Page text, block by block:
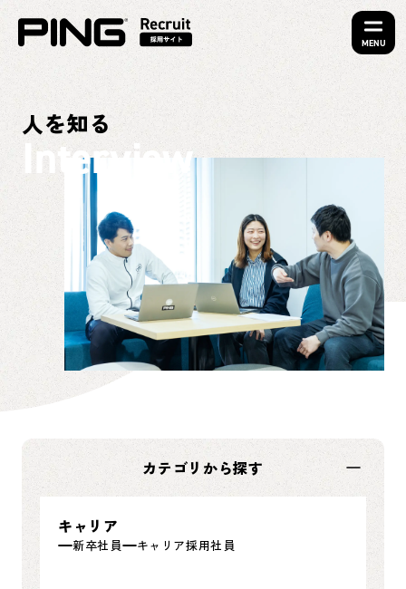
MENU
人を知る
Interview
カテゴリから探す
キャリア
新卒社員 キャリア採用社員